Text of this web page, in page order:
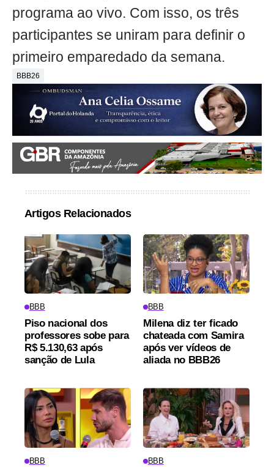
programa ao vivo. Com isso, os três
participantes se uniram para definir o
primeiro emparedado da semana.
BBB26
Artigos Relacionados
BBB
Piso nacional dos
professores sobe para
R$ 5.130,63 após
sanção de Lula
BBB
Milena diz ter ficado
chateada com Samira
após ver vídeos de
aliada no BBB26
BBB BBB